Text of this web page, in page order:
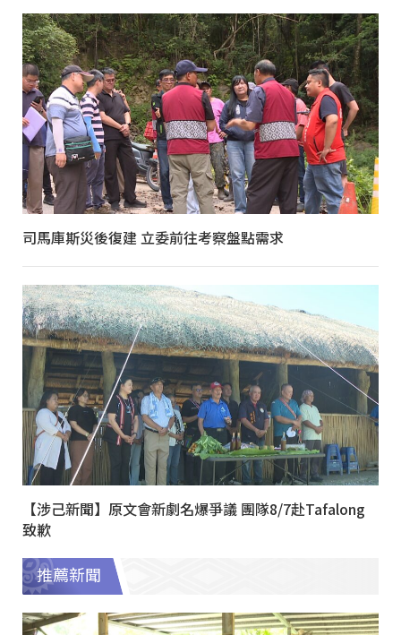
司馬庫斯災後復建 立委前往考察盤點需求
【涉己新聞】原文會新劇名爆爭議 團隊8/7赴Tafalong
致歉
推薦新聞